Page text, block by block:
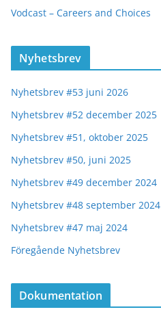
Vodcast – Careers and Choices
Nyhetsbrev
Nyhetsbrev #53 juni 2026
Nyhetsbrev #52 december 2025
Nyhetsbrev #51, oktober 2025
Nyhetsbrev #50, juni 2025
Nyhetsbrev #49 december 2024
Nyhetsbrev #48 september 2024
Nyhetsbrev #47 maj 2024
Föregående Nyhetsbrev
Dokumentation